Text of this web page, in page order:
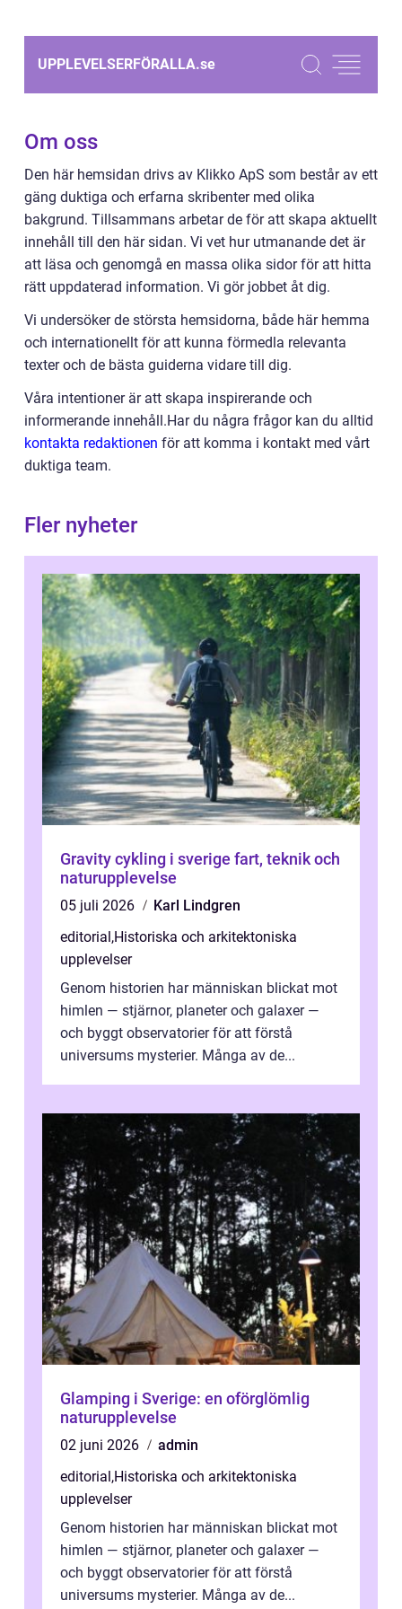
UPPLEVELSERFÖRALLA.se
Om oss
Den här hemsidan drivs av Klikko ApS som består av ett
gäng duktiga och erfarna skribenter med olika
bakgrund. Tillsammans arbetar de för att skapa aktuellt
innehåll till den här sidan. Vi vet hur utmanande det är
att läsa och genomgå en massa olika sidor för att hitta
rätt uppdaterad information. Vi gör jobbet åt dig.
Vi undersöker de största hemsidorna, både här hemma
och internationellt för att kunna förmedla relevanta
texter och de bästa guiderna vidare till dig.
Våra intentioner är att skapa inspirerande och
informerande innehåll.Har du några frågor kan du alltid
kontakta redaktionen för att komma i kontakt med vårt
duktiga team.
Fler nyheter
Gravity cykling i sverige fart, teknik och
naturupplevelse
05 juli 2026
Karl Lindgren
editorial,Historiska och arkitektoniska
upplevelser
Genom historien har människan blickat mot
himlen — stjärnor, planeter och galaxer —
och byggt observatorier för att förstå
universums mysterier. Många av de...
Glamping i Sverige: en oförglömlig
naturupplevelse
02 juni 2026
admin
editorial,Historiska och arkitektoniska
upplevelser
Genom historien har människan blickat mot
himlen — stjärnor, planeter och galaxer —
och byggt observatorier för att förstå
universums mysterier. Många av de...